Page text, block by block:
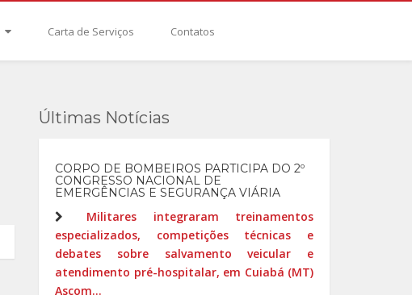
Carta de Serviços Contatos
Últimas Notícias
CORPO DE BOMBEIROS PARTICIPA DO 2º
CONGRESSO NACIONAL DE
EMERGÊNCIAS E SEGURANÇA VIÁRIA
Militares integraram treinamentos
especializados, competições técnicas e
debates sobre salvamento veicular e
atendimento pré-hospitalar, em Cuiabá (MT)
Ascom...